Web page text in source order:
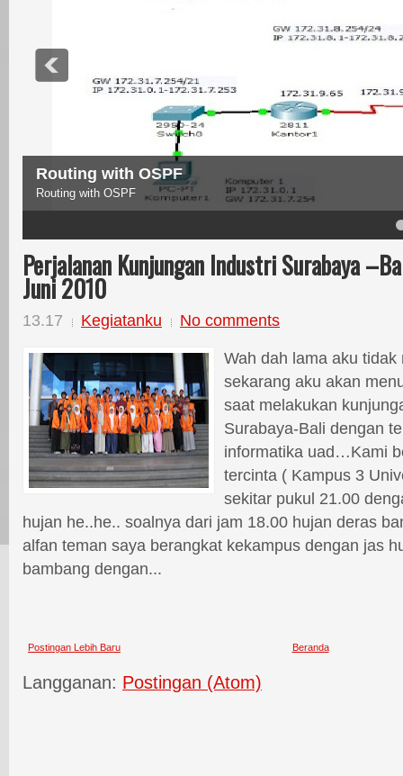
Routing with OSPF
Routing with OSPF
Perjalanan Kunjungan Industri Surabaya
Juni 2010
13.17 Kegiatanku
No comments
Wah dah lama aku
sekarang aku akan
saat melakukan
Surabaya-Bali dengan
informatika uad…Kami
tercinta ( Kampus 3
sekitar pukul 21.00
hujan he..he.. soalnya dari jam 18.00 hujan deras
alfan teman saya berangkat kekampus dengan jas
bambang dengan...
Postingan Lebih Baru Beranda
Langganan: Postingan (Atom)